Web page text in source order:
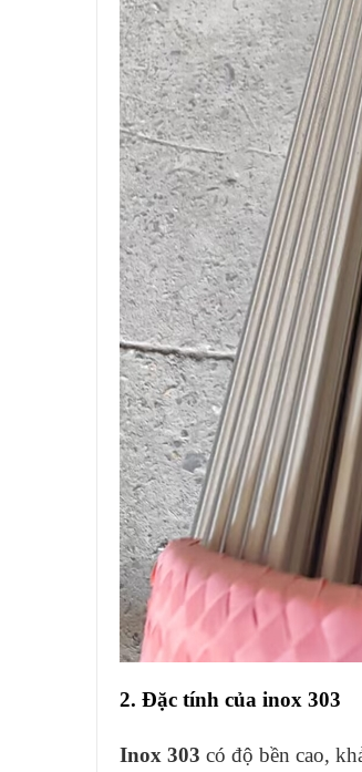
2. Đặc tính của inox 303
Inox 303 có độ bền cao,